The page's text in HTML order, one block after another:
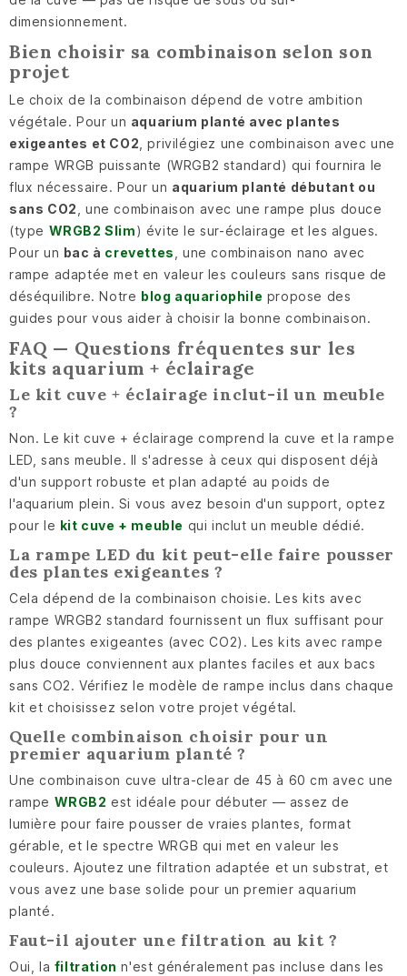
dimensionnement.
Bien choisir sa combinaison selon son
projet
Le choix de la combinaison dépend de votre ambition
végétale. Pour un aquarium planté avec plantes
exigeantes et CO2 , privilégiez une combinaison avec une
rampe WRGB puissante (WRGB2 standard) qui fournira le
flux nécessaire. Pour un aquarium planté débutant ou
sans CO2
, une combinaison avec une rampe plus douce
(type WRGB2 Slim) évite le sur-éclairage et les algues.
Pour un bac à crevettes
, une combinaison nano avec
rampe adaptée met en valeur les couleurs sans risque de
déséquilibre. Notre blog aquariophile propose des
guides pour vous aider à choisir la bonne combinaison.
FAQ — Questions fréquentes sur les
kits aquarium + éclairage
Le kit cuve + éclairage inclut-il un meuble
?
Non. Le kit cuve + éclairage comprend la cuve et la rampe
LED, sans meuble. Il s'adresse à ceux qui disposent déjà
d'un support robuste et plan adapté au poids de
l'aquarium plein. Si vous avez besoin d'un support, optez
pour le kit cuve + meuble qui inclut un meuble dédié.
La rampe LED du kit peut-elle faire pousser
des plantes exigeantes ?
Cela dépend de la combinaison choisie. Les kits avec
rampe WRGB2 standard fournissent un flux suffisant pour
des plantes exigeantes (avec CO2). Les kits avec rampe
plus douce conviennent aux plantes faciles et aux bacs
sans CO2. Vérifiez le modèle de rampe inclus dans chaque
kit et choisissez selon votre projet végétal.
Quelle combinaison choisir pour un
premier aquarium planté ?
Une combinaison cuve ultra-clear de 45 à 60 cm avec une
rampe WRGB2 est idéale pour débuter — assez de
lumière pour faire pousser de vraies plantes, format
gérable, et le spectre WRGB qui met en valeur les
couleurs. Ajoutez une filtration adaptée et un substrat, et
vous avez une base solide pour un premier aquarium
planté.
Faut-il ajouter une filtration au kit ?
Oui, la filtration n'est généralement pas incluse dans les